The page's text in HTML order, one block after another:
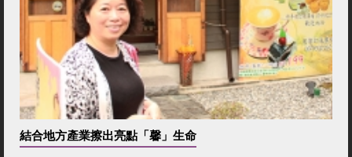
結合地方產業擦出亮點「馨」生命